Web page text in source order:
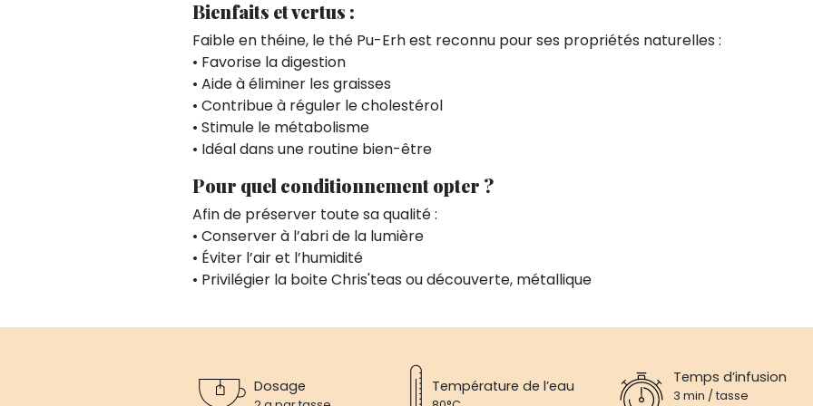
Bienfaits et vertus :
Faible en théine, le thé Pu-Erh est reconnu pour ses propriétés naturelles :
• Favorise la digestion
• Aide à éliminer les graisses
• Contribue à réguler le cholestérol
• Stimule le métabolisme
• Idéal dans une routine bien-être
Pour quel conditionnement opter ?
Afin de préserver toute sa qualité :
• Conserver à l’abri de la lumière
• Éviter l’air et l’humidité
• Privilégier la boite Chris'teas ou découverte, métallique
Dosage Température de l’eau Temps d’infusion
3 min / tasse